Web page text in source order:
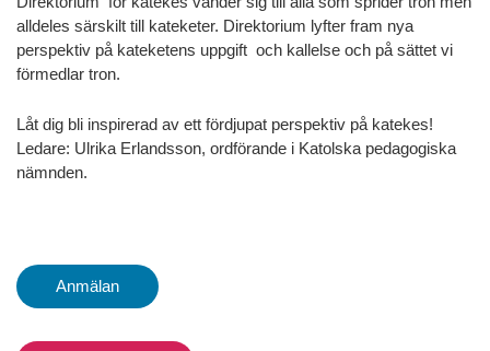
alldeles särskilt till kateketer. Direktorium lyfter fram nya
perspektiv på kateketens uppgift och kallelse och på sättet vi
förmedlar tron.
Låt dig bli inspirerad av ett fördjupat perspektiv på katekes!
Ledare: Ulrika Erlandsson, ordförande i Katolska pedagogiska
nämnden.
Anmälan